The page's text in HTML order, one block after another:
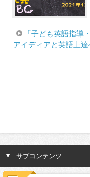
「子ども英語指導
アイディアと英語上
サブコンテンツ